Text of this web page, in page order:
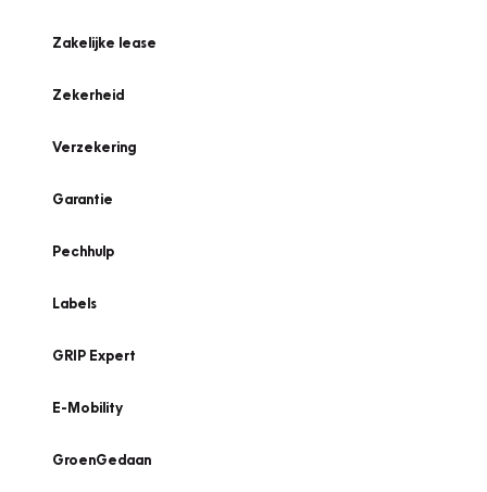
Zakelijke lease
Zekerheid
Verzekering
Garantie
Pechhulp
Labels
GRIP Expert
E-Mobility
GroenGedaan